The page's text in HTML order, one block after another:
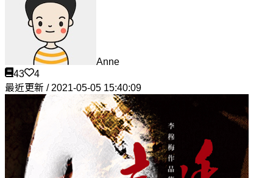
Anne
43
4
最近更新 / 2021-05-05 15:40:09